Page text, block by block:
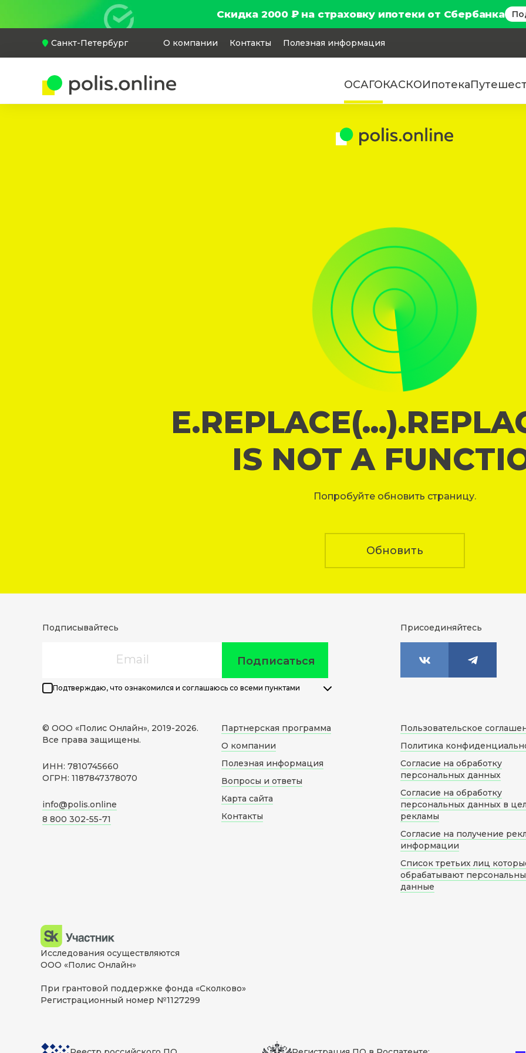
Скидка 2000 ₽ на страховку ипотеки от Сбербанка
Санкт-Петербург О компании Контакты Полезная информация
ОСАГОКАСКОИпотека
IS NOT A
Попробуйте обновить страницу.
Обновить
Подписывайтесь
Подписаться
Подтверждаю, что ознакомился и соглашаюсь со всеми пунктами
Присоединяйтесь
© ООО «Полис Онлайн», 2019-2026.
Все права защищены.
ИНН: 7810745660
ОГРН: 1187847378070
info@polis.online
8 800 302-55-71
Партнерская программа
О компании
Полезная информация
Вопросы и ответы
Карта сайта
Контакты
Пользовательское
Политика
Согласие на обработку
персональных данных
Согласие на обработку
персональных данных в
рекламы
Согласие на получение
информации
Список третьих лиц
обрабатывают
данные
Исследования осуществляются
ООО «Полис Онлайн»
При грантовой поддержке фонда «Сколково»
Регистрационный номер №1127299